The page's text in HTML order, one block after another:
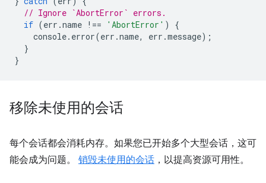
// Ignore `AbortError` errors.
if (err .name !== 'AbortError' )
{
console. error(err .name, err .message);
}
}
移除未使用的会话
每个会话都会消耗内存。如果您已开始多个大型会话，这可
能会成为问题。 销毁未使用的会话 ，以提高资源可用性。